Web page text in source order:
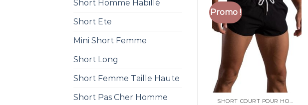
Short Homme Habillé
Short Ete
Mini Short Femme
Short Long
Short Femme Taille Haute
Short Pas Cher Homme
Promo !
SHORT COURT POUR HOMME